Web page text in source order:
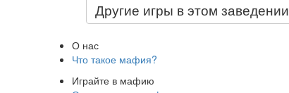
Другие игры в этом заведении
О нас
Что такое мафия?
Играйте в мафию